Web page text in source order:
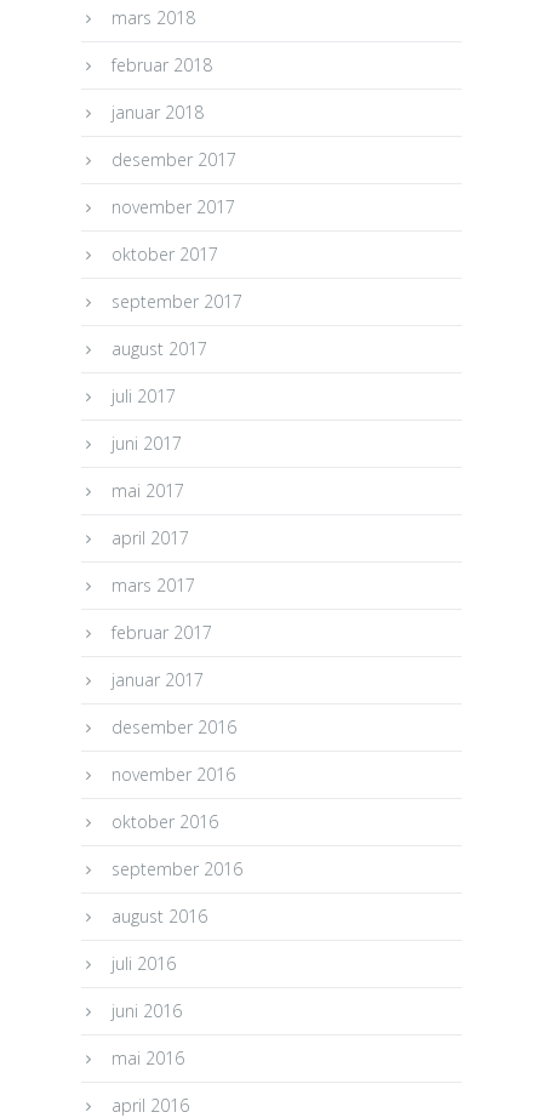
mars 2018
februar 2018
januar 2018
desember 2017
november 2017
oktober 2017
september 2017
august 2017
juli 2017
juni 2017
mai 2017
april 2017
mars 2017
februar 2017
januar 2017
desember 2016
november 2016
oktober 2016
september 2016
august 2016
juli 2016
juni 2016
mai 2016
april 2016